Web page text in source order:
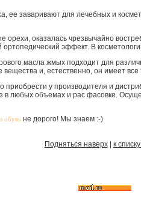
ее заваривают для лечебных и
орехи, оказалась чрезвычайно
эффект. В
масла жмых подходит для
и, естественно, он имеет все
приобрести у производителя и
в любых объемах и рас фасовке.
обувь не дорого! Мы знаем :-)
Подняться наверх| к